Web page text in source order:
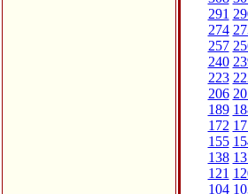
291
274
257
240
223
206
189
172
155
138
121
104